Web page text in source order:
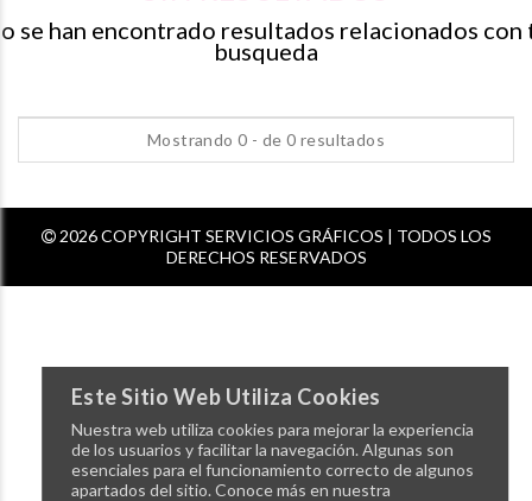
Este Sitio Web Utiliza Cookies
Nuestra web utiliza cookies para mejorar la experiencia
de los usuarios y facilitar la navegación. Algunas son
esenciales para el funcionamiento correcto de algunos
apartados del sitio. Conoce más en nuestra
se han encontrado resultados relacionados con
busqueda
Mostrando 0 - de 0 resultados
2026 COPYRIGHT SERVICIOS GRÁFICOS | TODOS LOS
DERECHOS RESERVADOS